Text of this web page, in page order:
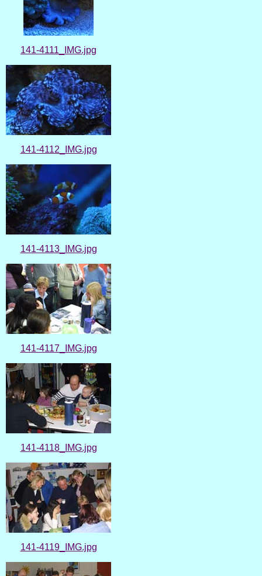
141-4111_IMG.jpg
141-4112_IMG.jpg
141-4113_IMG.jpg
141-4117_IMG.jpg
141-4118_IMG.jpg
141-4119_IMG.jpg